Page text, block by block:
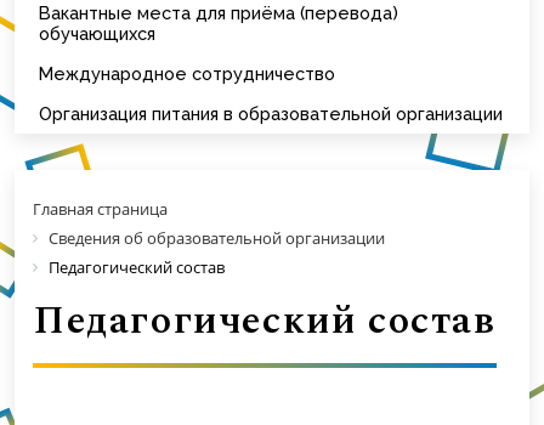
Вакантные места для приёма (перевода)
обучающихся
Международное сотрудничество
Организация питания в образовательной организации
Главная страница
Сведения об образовательной организации
Педагогический состав
Педагогический состав